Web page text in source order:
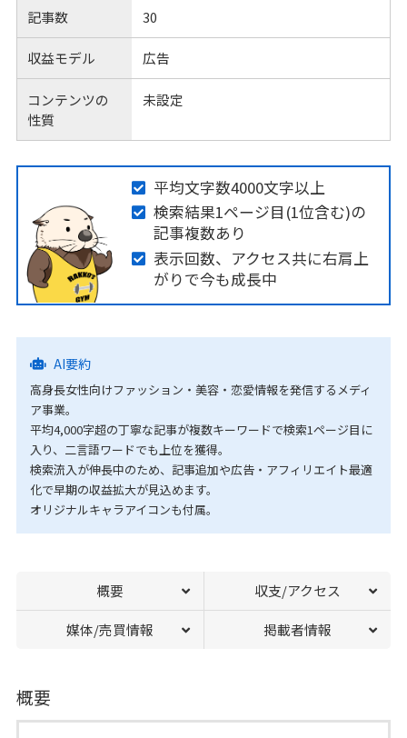
記事数 30
収益モデル 広告
コンテンツの
性質
未設定
平均文字数4000文字以上
検索結果1ページ目(1位含む)の
記事複数あり
表示回数、アクセス共に右肩上
がりで今も成長中
AI要約
高身長女性向けファッション・美容・恋愛情報を発信するメディ
ア事業。
平均4,000字超の丁寧な記事が複数キーワードで検索1ページ目に
入り、二言語ワードでも上位を獲得。
検索流入が伸長中のため、記事追加や広告・アフィリエイト最適
化で早期の収益拡大が見込めます。
オリジナルキャラアイコンも付属。
概要 収支/アクセス
媒体/売買情報 掲載者情報
概要